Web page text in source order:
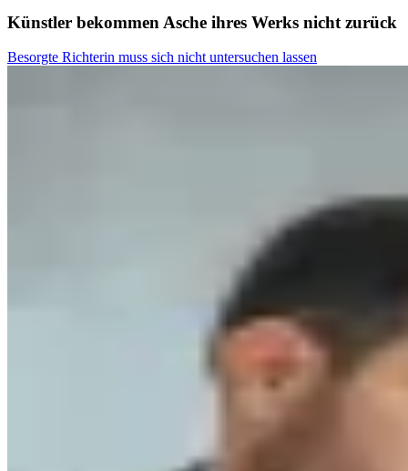
Künstler bekommen Asche ihres Werks nicht zurück
Besorgte Richterin muss sich nicht untersuchen lassen